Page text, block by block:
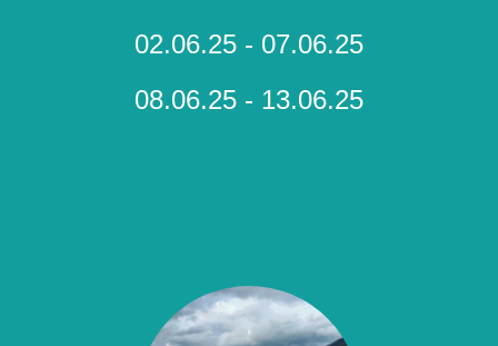
02.06.25 - 07.06.25
08.06.25 - 13.06.25